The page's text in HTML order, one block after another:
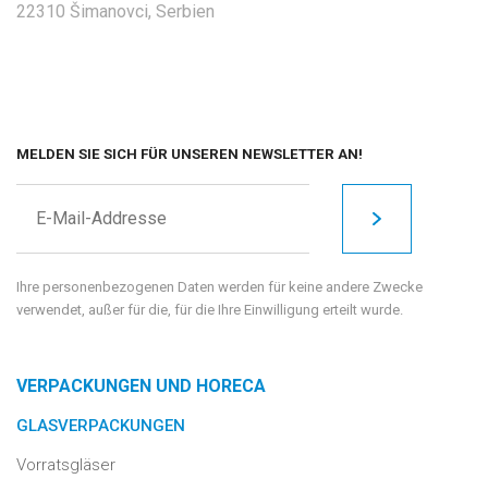
22310 Šimanovci, Serbien
MELDEN SIE SICH FÜR UNSEREN NEWSLETTER AN!
Ihre personenbezogenen Daten werden für keine andere Zwecke
verwendet, außer für die, für die Ihre Einwilligung erteilt wurde.
VERPACKUNGEN UND HORECA
GLASVERPACKUNGEN
Vorratsgläser